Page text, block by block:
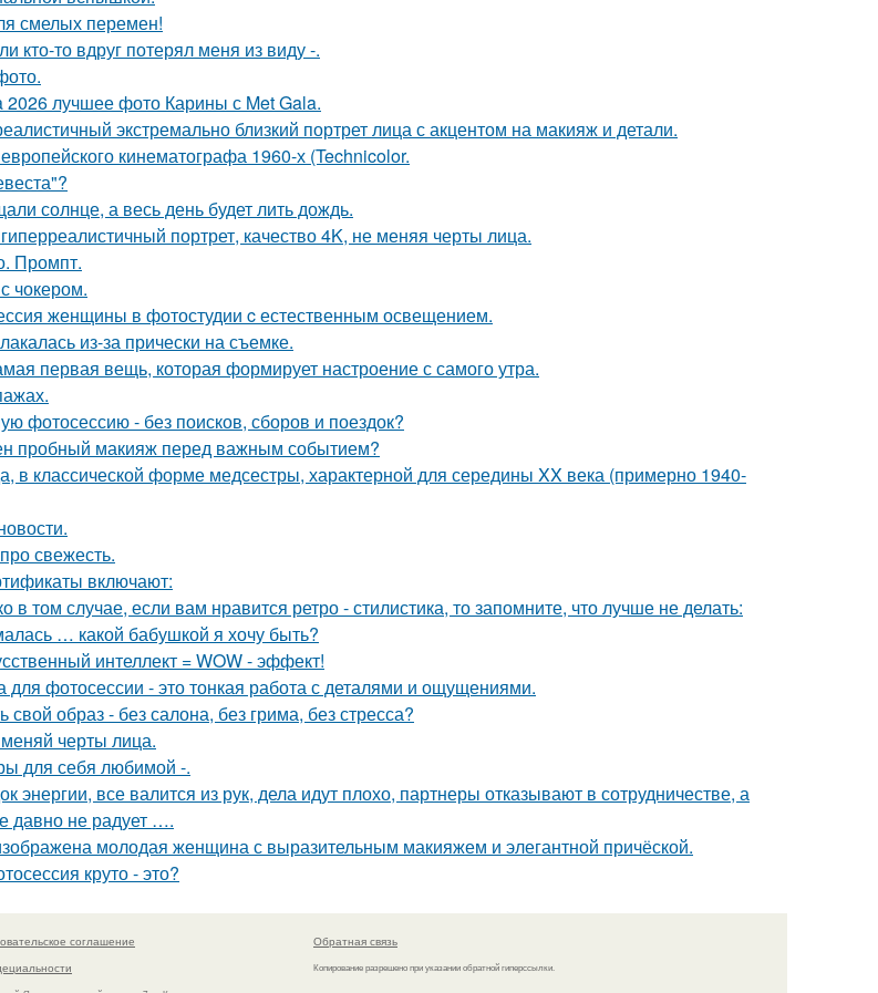
смелых перемен!
кто-то вдруг потерял меня из виду -.
2026 лучшее фото Карины с Met Gala.
экстремально близкий портрет лица с акцентом на макияж и детали.
кинематографа 1960-х (Technicolor.
солнце, а весь день будет лить дождь.
портрет, качество 4K, не меняя черты лица.
Промпт.
чокером.
женщины в фотостудии c естественным освещением.
из-за прически на съемке.
первая вещь, которая формирует настроение с самого утра.
фотосессию - без поисков, сборов и поездок?
пробный макияж перед важным событием?
в классической форме медсестры, характерной для середины XX века (примерно 1940-
свежесть.
включают:
в том случае, если вам нравится ретро - стилистика, то запомните, что лучше не делать:
… какой бабушкой я хочу быть?
интеллект = WOW - эффект!
для фотосессии - это тонкая работа с деталями и ощущениями.
образ - без салона, без грима, без стресса?
черты лица.
для себя любимой -.
энергии, все валится из рук, дела идут плохо, партнеры отказывают в сотрудничестве, а
давно не радует ….
молодая женщина с выразительным макияжем и элегантной причёской.
круто - это?
соглашение
Обратная связь
Копирование разрешено при указании обратной гиперссылки.